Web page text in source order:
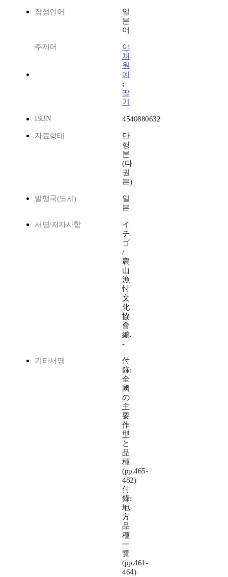
작성언어
일
본
어
주제어
야
채
원
예
;
딸
기
ISBN
4540880632
자료형태
단
행
본
(다
권
본)
발행국(도시)
일
본
서명/저자사항
イ
チ
ゴ
/
農
山
漁
忖
文
化
協
會
編.
-
기타서명
付
錄:
全
國
の
主
要
作
型
と
品
種
(pp.465-
482)
付
錄:
地
方
品
種
一
覽
(pp.461-
464)